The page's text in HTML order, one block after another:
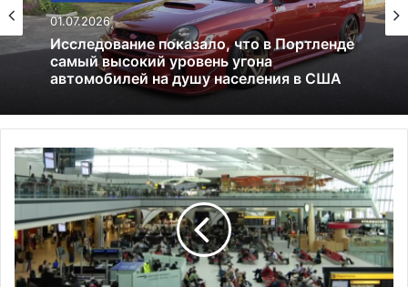
Все новости
01.07.2026
Исследование показало, что в Портленде
самый высокий уровень угона
автомобилей на душу населения в США
США
13.06.2025
Америка имеет огромный избыток сыра
П
а
с
а
ж
и